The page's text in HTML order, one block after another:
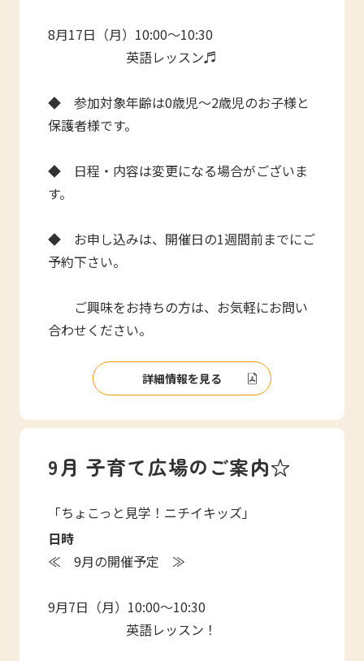
8月17日（月）10:00～10:30
英語レッスン♬
◆ 参加対象年齢は0歳児～2歳児のお子様と
保護者様です。
◆ 日程・内容は変更になる場合がございま
す。
◆ お申し込みは、開催日の1週間前までにご
予約下さい。
ご興味をお持ちの方は、お気軽にお問い
合わせください。
詳細情報を見る
9月 子育て広場のご案内☆
「ちょこっと見学！ニチイキッズ」
日時
≪ 9月の開催予定 ≫
9月7日（月）10:00～10:30
英語レッスン！